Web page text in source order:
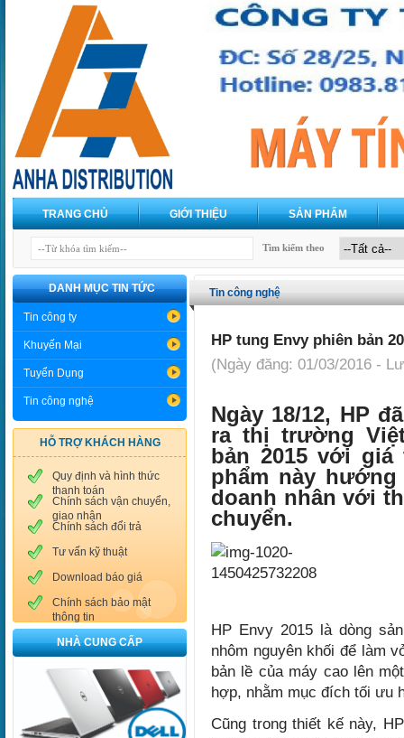
TRANG CHỦ GIỚI THIỆU SẢN PHẨM
Tìm kiếm theo
DANH MỤC TIN TỨC
Tin công ty
Khuyến Mại
Tuyển Dụng
Tin công nghệ
HỖ TRỢ KHÁCH HÀNG
Quy định và hình thức
thanh toán
Chính sách vận chuyển,
giao nhận
Chính sách đổi trả
Tư vấn kỹ thuật
Download báo giá
Chính sách bảo mật
thông tin
NHÀ CUNG CẤP
Tin công nghệ
HP tung Envy phiên bản
(Ngày đăng: 01/03/2016 -
Ngày 18/12, HP
ra thị trường
bản 2015 với
phẩm này
doanh nhân với
chuyển.
HP Envy 2015 là dòng
nhôm nguyên khối để làm
bản lề của máy cao lên
hợp, nhằm mục đích tối ưu
Cũng trong thiết kế này,